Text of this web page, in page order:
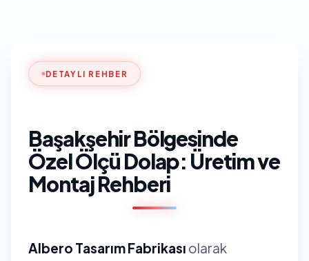
DETAYLI REHBER
Başakşehir Bölgesinde
Özel Ölçü Dolap: Üretim ve
Montaj Rehberi
Albero Tasarım Fabrikası olarak